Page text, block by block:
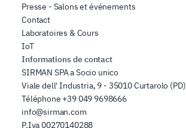
Presse - Salons et événements
Contact
Laboratoires & Cours
IoT
Informations de contact
SIRMAN SPA a Socio unico
Viale dell' Industria, 9 - 35010 Curtarolo (PD)
Téléphone +39 049 9698666
info@sirman.com
P.Iva 00270140288